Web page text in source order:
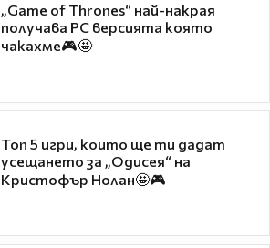
„Game of Thrones“ най-накрая
получава PC версията която
чакахме🎮🤩
Топ 5 игри, които ще ти дадат
усещането за „Одисея“ на
Кристофър Нолан🤩🎮